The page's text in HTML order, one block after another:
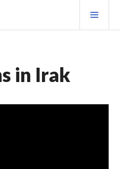
in Irak